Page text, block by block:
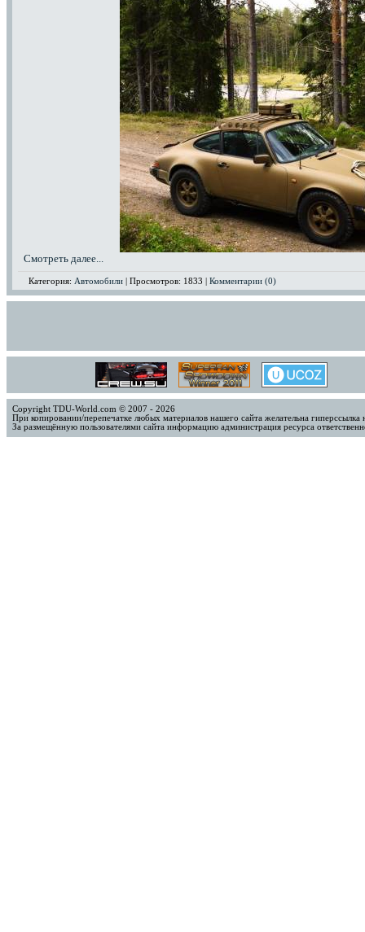
Смотреть далее...
Категория: Автомобили | Просмотров: 1833 | Комментарии (0)
Copyright TDU-World.com © 2007 - 2026
При копировании/перепечатке любых материалов нашего сайта желательна
За размещённую пользователями сайта информацию администрация ресурса